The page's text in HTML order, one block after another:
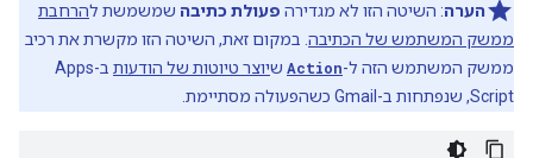
הערה: השיטה הזו לא מגדירה פעולת כתיבה שמשמשת להרחבת
ממשק המשתמש של הכתיבה . במקום זאת, השיטה הזו מקשרת את רכיב
ממשק המשתמש הזה ל-Action שיוצר טיוטות של הודעות
ב-Apps
Script, שנפתחות ב-Gmail כשהפעולה מסתיימת.